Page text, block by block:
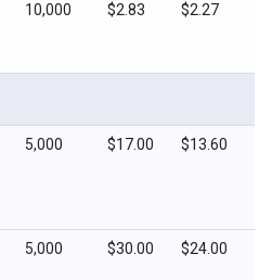
10,000 $2.83 $2.27
5,000 $17.00 $13.60
5,000 $30.00 $24.00